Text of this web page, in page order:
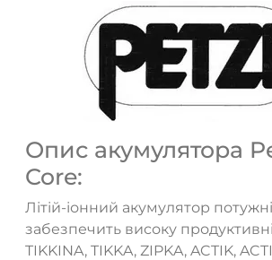
Опис акумулятора
Core:
Літій-іонний акумулятор
забезпечить високу
TIKKINA, TIKKA, ZIPKA, ACTIK,